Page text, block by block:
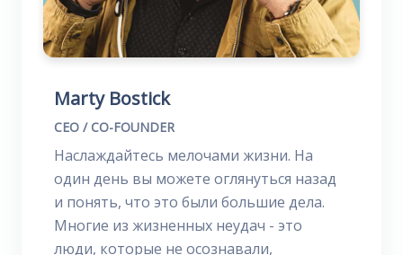
Marty Bostick
CEO / CO-FOUNDER
Наслаждайтесь мелочами жизни. На
один день вы можете оглянуться назад
и понять, что это были большие дела.
Многие из жизненных неудач - это
люди, которые не осознавали,